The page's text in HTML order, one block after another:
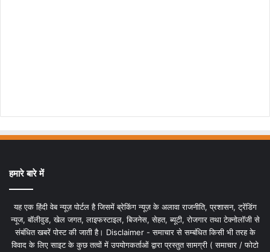
हमारे बारे में
यह एक हिंदी वेब न्यूज़ पोर्टल है जिसमें ब्रेकिंग न्यूज़ के अलावा राजनीति, प्रशासन, ट्रेंडिंग
न्यूज, बॉलीवुड, खेल जगत, लाइफस्टाइल, बिजनेस, सेहत, ब्यूटी, रोजगार तथा टेक्नोलॉजी से
संबंधित खबरें पोस्ट की जाती है। Disclaimer - समाचार से सम्बंधित किसी भी तरह के
विवाद के लिए साइट के कुछ तत्वों में उपयोगकर्ताओं द्वारा प्रस्तुत सामग्री ( समाचार / फोटो